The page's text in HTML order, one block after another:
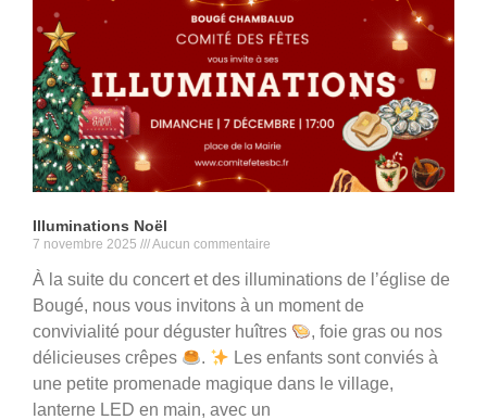
Illuminations Noël
7 novembre 2025 Aucun commentaire
À la suite du concert et des illuminations de l’église de
Bougé, nous vous invitons à un moment de
convivialité pour déguster huîtres
, foie gras ou nos
délicieuses crêpes
.
Les enfants sont conviés à
une petite promenade magique dans le village,
lanterne LED en main, avec un